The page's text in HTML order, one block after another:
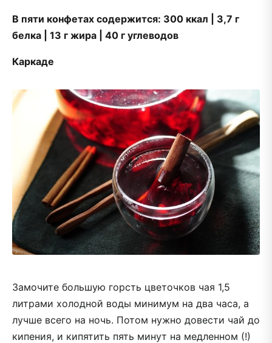
В пяти конфетах содержится: 300 ккал | 3,7 г
белка | 13 г жира | 40 г углеводов
Каркаде
Замочите большую горсть цветочков чая 1,5
литрами холодной воды минимум на два часа, а
лучше всего на ночь. Потом нужно довести чай до
кипения, и кипятить пять минут на медленном (!)